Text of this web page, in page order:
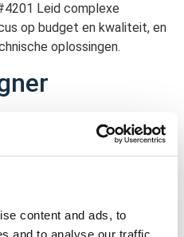
content and ads, to
and to analyse our traffic.
Leid complexe
op budget en kwaliteit, en
oplossingen.
Region Type: Direct
Ontwerp, automatisatie
installaties met
E&I